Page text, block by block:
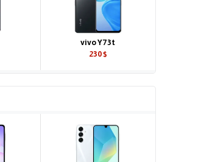
vivo Y73t
230$